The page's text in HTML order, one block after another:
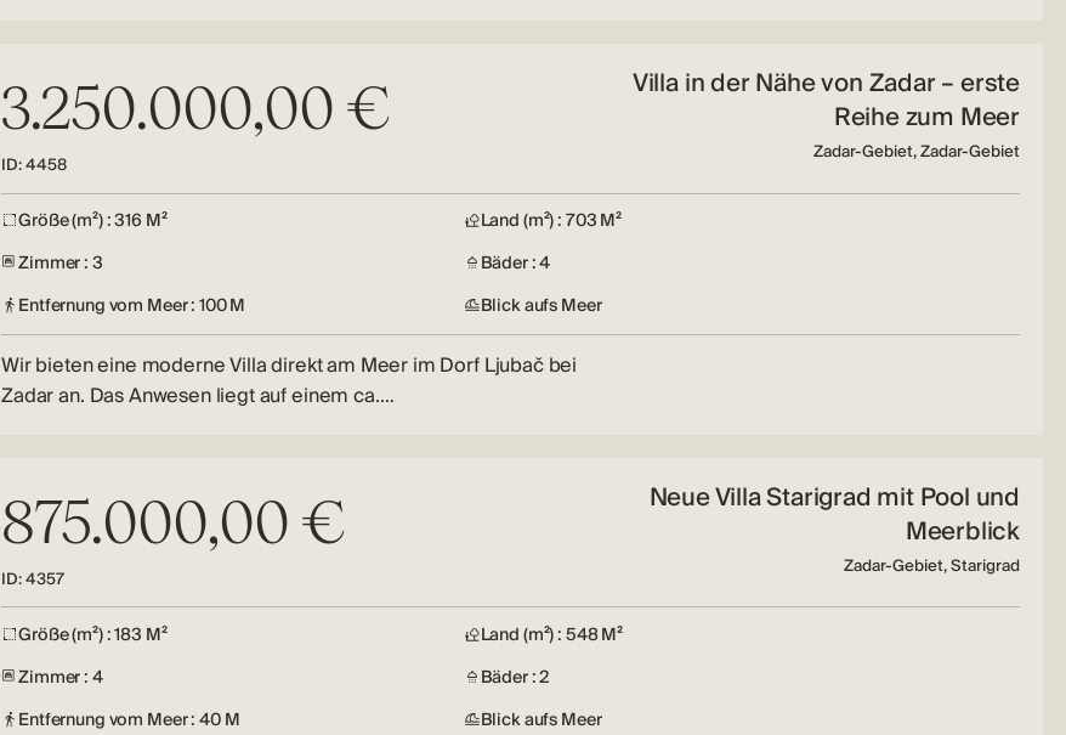
3.250.000,00 €
ID: 4458
Villa in der Nähe von Zadar – erste
Reihe zum Meer
Zadar-Gebiet, Zadar-Gebiet
Größe (m²) : 316 M²
Land (m²) : 703 M²
Zimmer : 3
Bäder : 4
Entfernung vom Meer : 100 M
Blick aufs Meer
Wir bieten eine moderne Villa direkt am Meer im Dorf Ljubač bei
Zadar an. Das Anwesen liegt auf einem ca.…
875.000,00 €
ID: 4357
Neue Villa Starigrad mit Pool und
Meerblick
Zadar-Gebiet, Starigrad
Größe (m²) : 183 M²
Land (m²) : 548 M²
Zimmer : 4
Bäder : 2
Entfernung vom Meer : 40 M
Blick aufs Meer